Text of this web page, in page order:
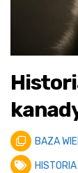
BAZA